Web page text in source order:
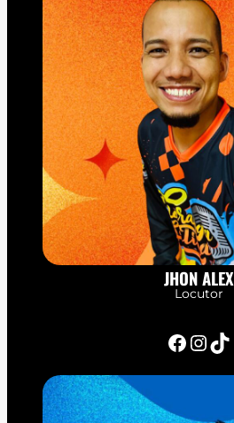
JHON ALEX
Locutor
Facebook InstagramTikTok